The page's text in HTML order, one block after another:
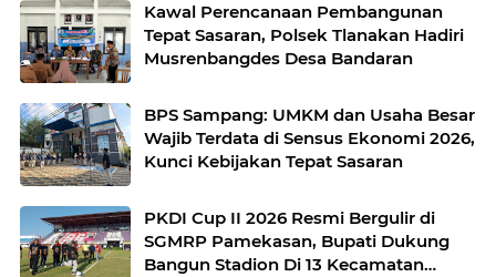
Kawal Perencanaan Pembangunan
Tepat Sasaran, Polsek Tlanakan Hadiri
Musrenbangdes Desa Bandaran
BPS Sampang: UMKM dan Usaha Besar
Wajib Terdata di Sensus Ekonomi 2026,
Kunci Kebijakan Tepat Sasaran
PKDI Cup II 2026 Resmi Bergulir di
SGMRP Pamekasan, Bupati Dukung
Bangun Stadion Di 13 Kecamatan